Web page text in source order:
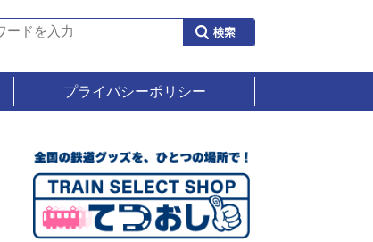
プライバシーポリシー